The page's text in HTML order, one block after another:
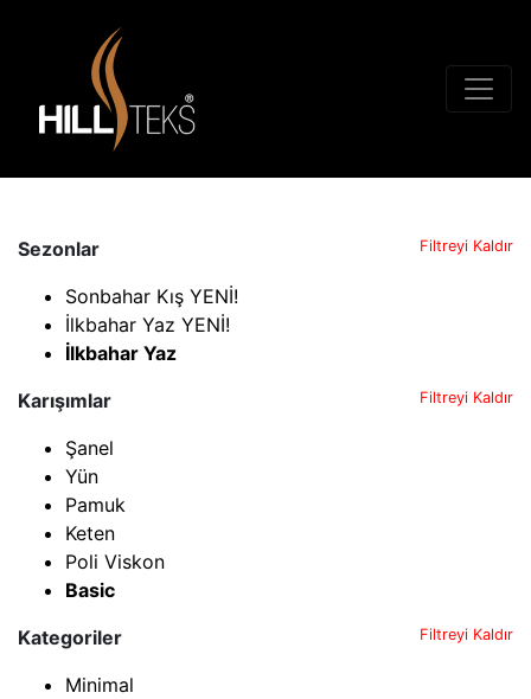
Sezonlar Filtreyi Kaldır
Sonbahar Kış YENİ!
İlkbahar Yaz YENİ!
İlkbahar Yaz
Karışımlar
Filtreyi Kaldır
Şanel
Yün
Pamuk
Keten
Poli Viskon
Basic
Kategoriler
Filtreyi Kaldır
Minimal